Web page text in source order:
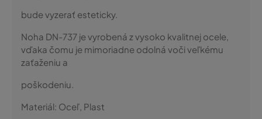
bude vyzerať esteticky.
Noha DN-737 je vyrobená z vysoko kvalitnej ocele,
vďaka čomu je mimoriadne odolná voči veľkému
zaťaženiu a
poškodeniu.
Materiál: Oceľ, Plast